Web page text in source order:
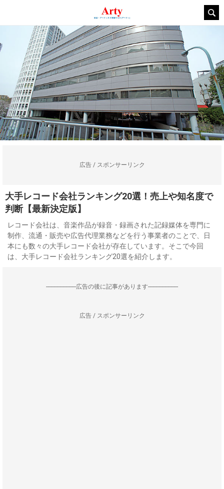
広告 / スポンサーリンク
大手レコード会社ランキング20選！売上や知名度で
判断【最新決定版】
レコード会社は、音楽作品が録音・録画された記録媒体を専門に
制作、流通・販売や広告代理業務などを行う事業者のことで、日
本にも数々の大手レコード会社が存在しています。そこで今回
は、大手レコード会社ランキング20選を紹介します。
--------------------広告の後に記事があります--------------------
広告 / スポンサーリンク